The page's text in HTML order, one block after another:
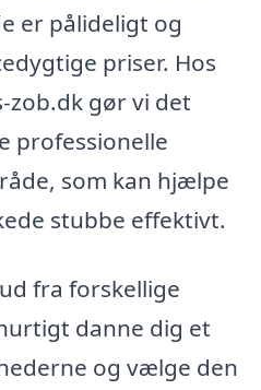
er pålideligt og
priser. Hos
gør vi det
professionelle
som kan hjælpe
stubbe effektivt.
fra forskellige
danne dig et
og vælge den